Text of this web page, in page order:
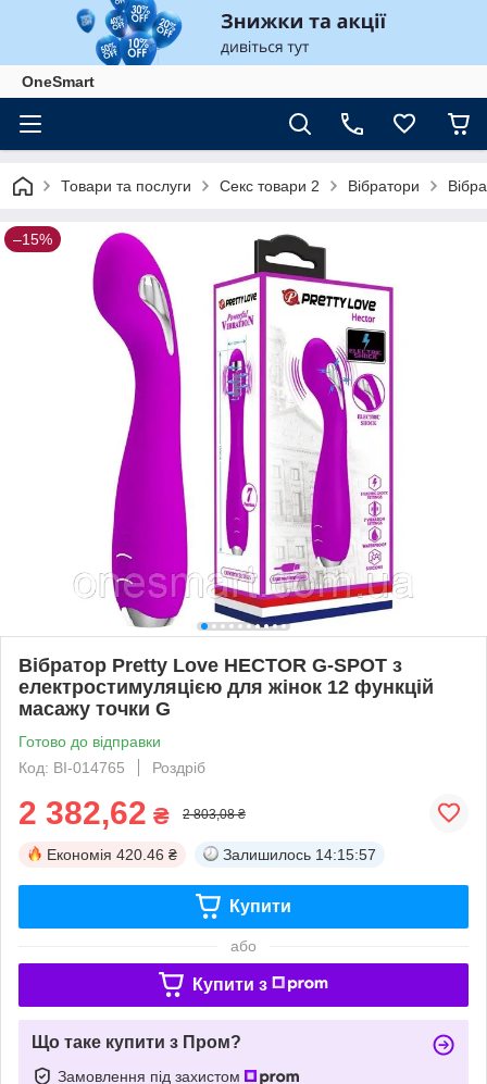
OneSmart
Товари та послуги Секс товари 2 Вібратори
–15%
Вібратор Pretty Love HECTOR G-SPOT з
електростимуляцією для жінок 12 функцій
масажу точки G
Готово до відправки
Код: BI-014765
Роздріб
2 382,62 ₴ 2 803,08 ₴
Економія 420.46 ₴ Залишилось 14:15:57
Купити
або
Купити з
Що таке купити з Пром?
Замовлення під захистом